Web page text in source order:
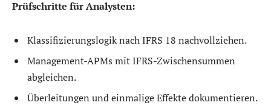
Prüfschritte für Analysten:
Klassifizierungslogik nach IFRS 18 nachvollziehen.
Management-APMs mit IFRS-Zwischensummen
abgleichen.
Überleitungen und einmalige Effekte dokumentieren.